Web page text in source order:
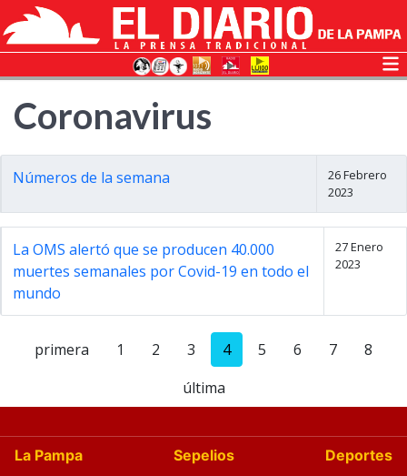
Coronavirus
Números de la semana
26 Febrero
2023
La OMS alertó que se producen 40.000
muertes semanales por Covid-19 en todo el
mundo
27 Enero
2023
primera 1 2 3 4 5 6 7
8
última
La Pampa Sepelios
Deportes